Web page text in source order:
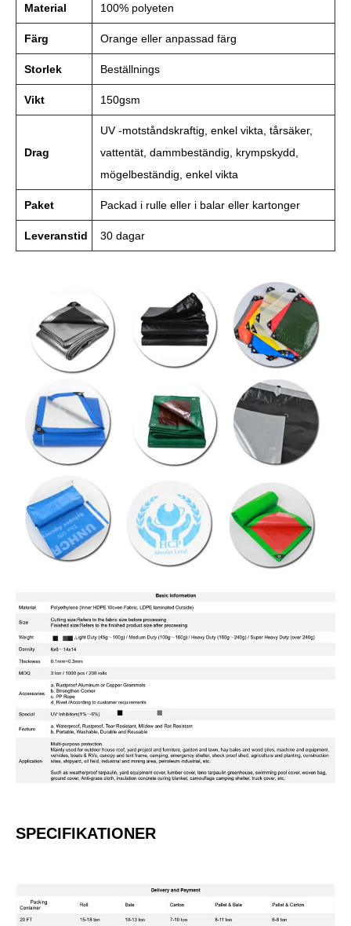
Material 100% polyeten
Färg Orange eller anpassad färg
Storlek Beställnings
Vikt 150gsm
Drag
UV -motståndskraftig, enkel vikta, tårsäker,
vattentät, dammbeständig, krympskydd,
mögelbeständig, enkel vikta
Paket Packad i rulle eller i balar eller kartonger
Leveranstid 30 dagar
SPECIFIKATIONER